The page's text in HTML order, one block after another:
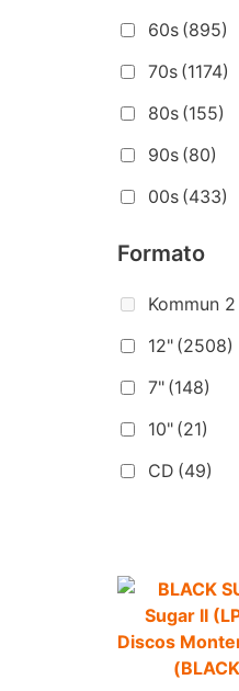
60s (895)
70s (1174)
80s (155)
90s (80)
00s (433)
Formato
Kommun 2
12" (2508)
7" (148)
10" (21)
CD (49)